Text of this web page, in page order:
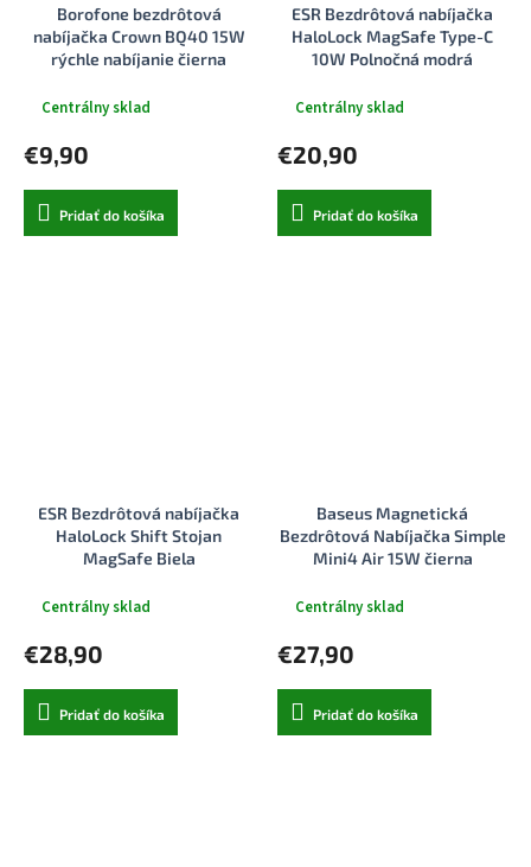
Borofone bezdrôtová
nabíjačka Crown BQ40 15W
rýchle nabíjanie čierna
Centrálny sklad
€9,90
Pridať do košíka
ESR Bezdrôtová nabíjačka
HaloLock MagSafe Type-C
10W Polnočná modrá
Centrálny sklad
€20,90
Pridať do košíka
ESR Bezdrôtová nabíjačka
HaloLock Shift Stojan
MagSafe Biela
Centrálny sklad
€28,90
Pridať do košíka
Baseus Magnetická
Bezdrôtová Nabíjačka Simple
Mini4 Air 15W čierna
Centrálny sklad
€27,90
Pridať do košíka